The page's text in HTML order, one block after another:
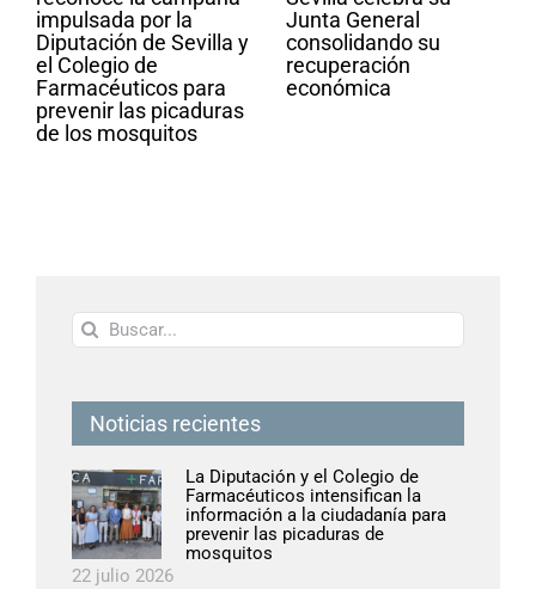
impulsada por la
Diputación de Sevilla y
el Colegio de
Farmacéuticos para
prevenir las picaduras
de los mosquitos
Junta General
consolidando su
recuperación
económica
Buscar:
Noticias recientes
La Diputación y el Colegio de
Farmacéuticos intensifican la
información a la ciudadanía para
prevenir las picaduras de
mosquitos
22 julio 2026